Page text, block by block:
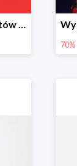
Wyprzedaż Tysiące produktów w konkurencyjnych cenach
70%